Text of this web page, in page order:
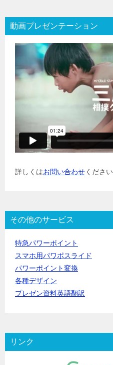
動画プレゼンテーション
詳しくはお問い合わせください
その他のサービス
特急パワーポイント
スマホ用パワポスライド
パワーポイント変換
各種デザイン
プレゼン資料英語翻訳
リンク